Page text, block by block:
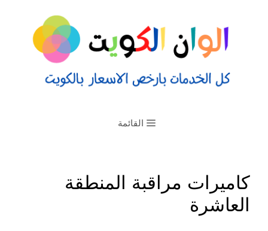
القائمة
كاميرات مراقبة المنطقة
العاشرة